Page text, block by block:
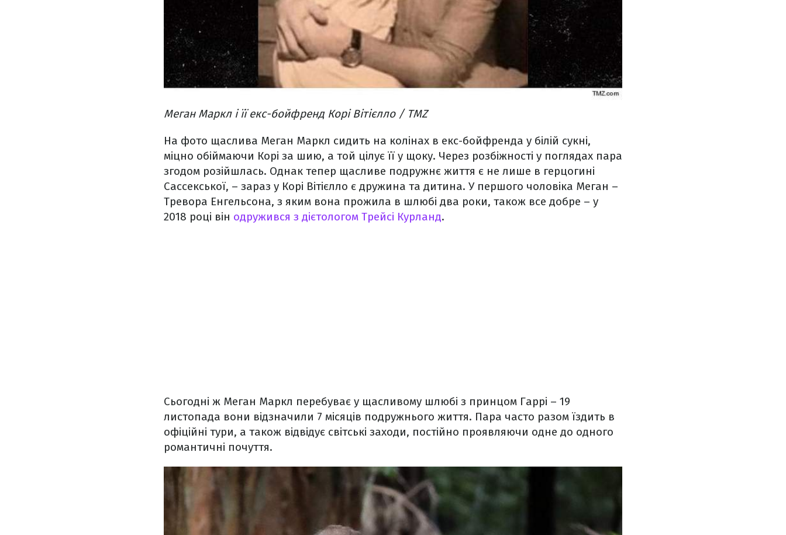
Меган Маркл і її екс-бойфренд Корі Вітієлло / TMZ
На фото щаслива Меган Маркл сидить на колінах в екс-бойфренда у білій сукні,
міцно обіймаючи Корі за шию, а той цілує її у щоку. Через розбіжності у поглядах пара
згодом розійшлась. Однак тепер щасливе подружнє життя є не лише в герцогині
Сассекської, – зараз у Корі Вітієлло є дружина та дитина. У першого чоловіка Меган –
Тревора Енгельсона, з яким вона прожила в шлюбі два роки, також все добре – у
2018 році він одружився з дієтологом Трейсі Курланд.
Сьогодні ж Меган Маркл перебуває у щасливому шлюбі з принцом Гаррі – 19
листопада вони відзначили 7 місяців подружнього життя. Пара часто разом їздить в
офіційні тури, а також відвідує світські заходи, постійно проявляючи одне до одного
романтичні почуття.